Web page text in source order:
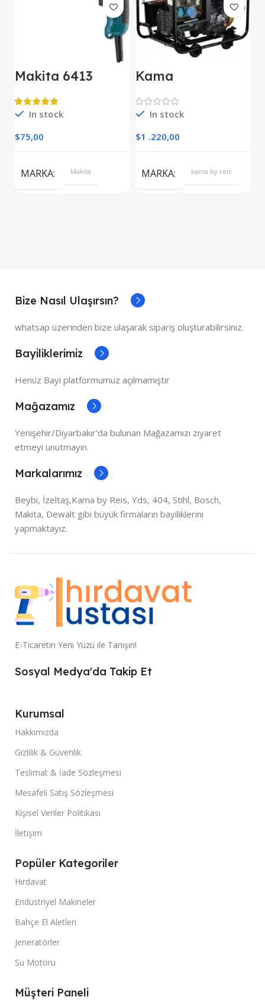
Makita 6413
In stock
$75,00
MARKA Makita
Kama
Kipor Dizel
Jeneratör Marşlı
Monofaze
In stock
$1 .220,00
MARKA kama by reis
Bize Nasıl Ulaşırsın?
whatsap üzerinden bize ulaşarak sipariş oluşturabilirsiniz.
Bayiliklerimiz
Henüz Bayi platformumuz açılmamıştır
Mağazamız
Yenişehir/Diyarbakır'da bulunan Mağazamızı ziyaret
etmeyi unutmayın.
Markalarımız
Beybi, İzeltaş,Kama by Reis, Yds, 404, Stihl, Bosch,
Makita, Dewalt gibi büyük firmaların bayiliklerini
yapmaktayız.
E-Ticaretin Yeni Yüzü ile Tanışın!
Sosyal Medya'da Takip Et
Kurumsal
Hakkımızda
Gizlilik & Güvenlik
Teslimat & İade Sözleşmesi
Mesafeli Satış Sözleşmesi
Kişisel Veriler Politikası
İletişim
Popüler Kategoriler
Hırdavat
Endüstriyel Makineler
Bahçe El Aletleri
Jeneratörler
Su Motoru
Müşteri Paneli